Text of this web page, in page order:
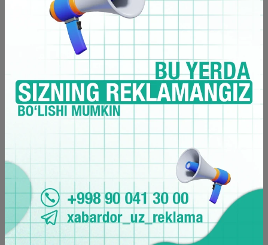
“Paxta ishi” bo‘yicha 12 yilga ozodlikdan
mahrum etilgan. 1990-yilda O‘zbekistonning
birinchi prezidenti Islom Karimov tashabbusi
bilan ozodlikka chiqqan.
Rafiq Nishonov– 1985-yilda O‘zbekiston SSR
Tashqi ishlar vaziri lavozimini egallagan. 1988-yil
12- yanvardan 1989-yil 23-iyungacha –
O‘zbekiston SSR Kompartiyasi Markaziy
va u yerda yashagan. 1991-yil sentyabrda SSSR
Prezidenti Mixail Gorbachyovga maslahatchi
bo‘lgan.